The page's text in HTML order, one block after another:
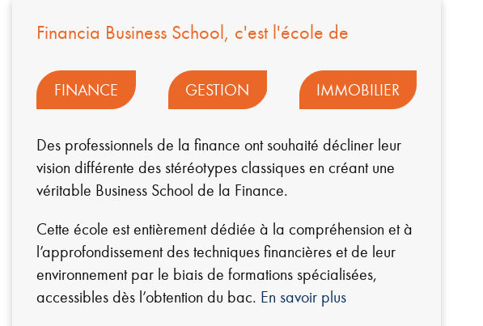
Financia Business School, c'est l'école de
FINANCE GESTION IMMOBILIER
Des professionnels de la finance ont souhaité décliner leur
vision différente des stéréotypes classiques en créant une
véritable Business School de la Finance.
Cette école est entièrement dédiée à la compréhension et à
l’approfondissement des techniques financières et de leur
environnement par le biais de formations spécialisées,
accessibles dès l’obtention du bac. En savoir plus